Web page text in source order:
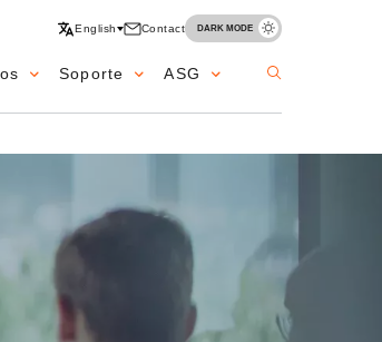
English Contact DARK MODE
Soporte ASG